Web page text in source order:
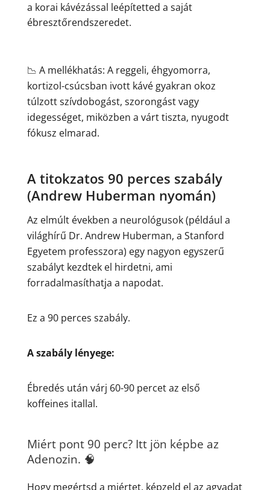
a korai kávézással leépítetted a saját
ébresztőrendszeredet.
📉 A mellékhatás: A reggeli, éhgyomorra,
kortizol-csúcsban ivott kávé gyakran okoz
túlzott szívdobogást, szorongást vagy
idegességet, miközben a várt tiszta, nyugodt
fókusz elmarad.
A titokzatos 90 perces szabály
(Andrew Huberman nyomán)
Az elmúlt években a neurológusok (például a
világhírű Dr. Andrew Huberman, a Stanford
Egyetem professzora) egy nagyon egyszerű
szabályt kezdtek el hirdetni, ami
forradalmasíthatja a napodat.
Ez a 90 perces szabály.
A szabály lényege:
Ébredés után várj 60-90 percet az első
koffeines itallal.
Miért pont 90 perc? Itt jön képbe az
Adenozin. 🧠
Hogy megértsd a miértet, képzeld el az agyadat